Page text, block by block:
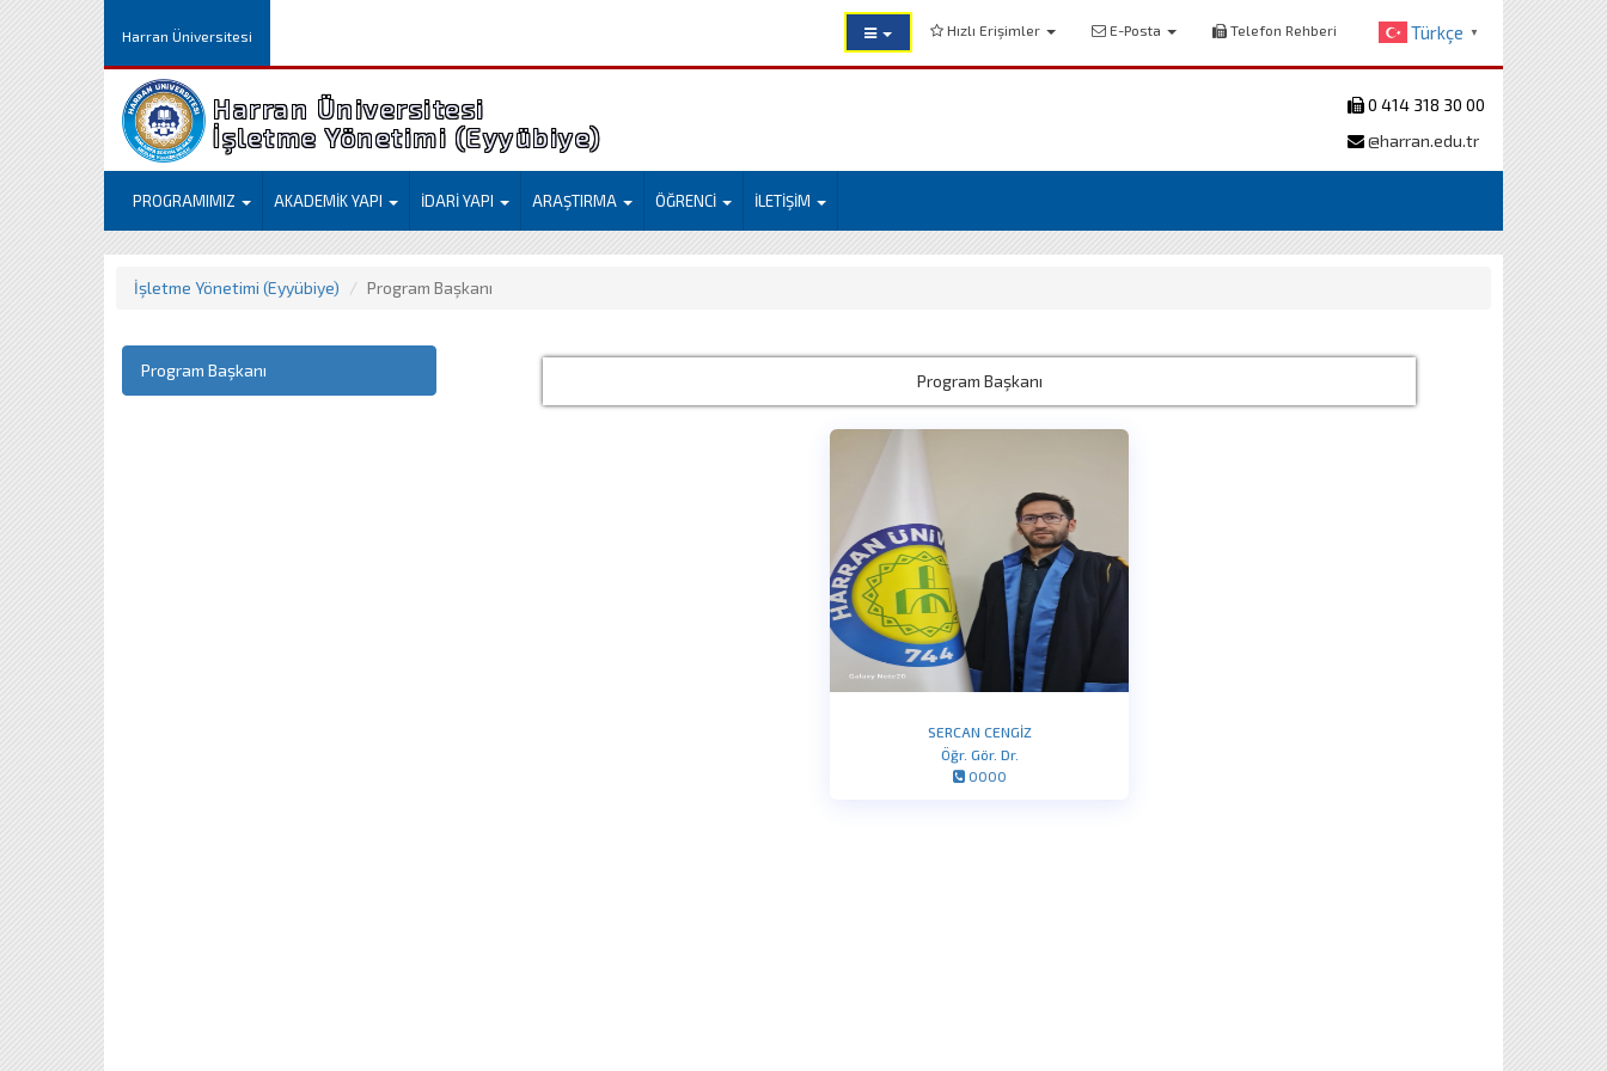
Harran Üniversitesi Hızlı Erişimler E-Posta Telefon Rehberi Türkçe ▼
Harran Üniversitesi
İşletme Yönetimi (Eyyübiye)
0 414 318 30 00
@harran.edu.tr
PROGRAMIMIZ AKADEMİK YAPI İDARİ YAPI ARAŞTIRMA ÖĞRENCİ İLETİŞİM
İşletme Yönetimi (Eyyübiye) Program Başkanı
Program Başkanı